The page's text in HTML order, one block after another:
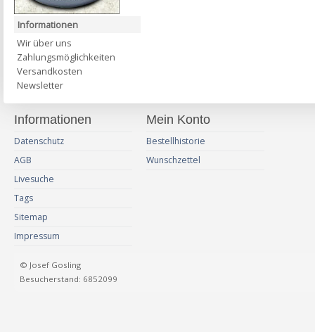
Informationen
Wir über uns
Zahlungsmöglichkeiten
Versandkosten
Newsletter
Informationen
Datenschutz
AGB
Livesuche
Tags
Sitemap
Impressum
Mein Konto
Bestellhistorie
Wunschzettel
© Josef Gosling
Besucherstand: 6852099